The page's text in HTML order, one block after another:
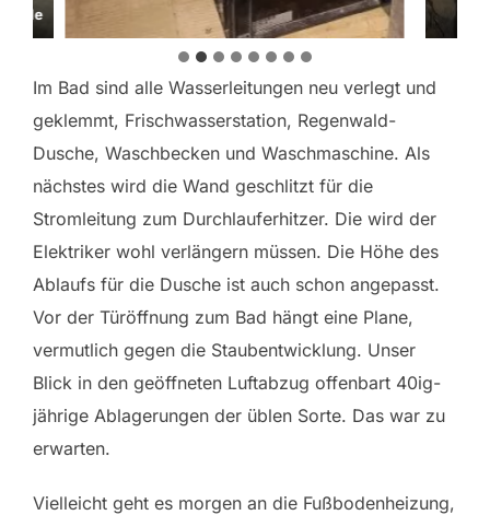
Stelle
c
Im Bad sind alle Wasserleitungen neu verlegt und
geklemmt, Frischwasserstation, Regenwald-
Dusche, Waschbecken und Waschmaschine. Als
nächstes wird die Wand geschlitzt für die
Stromleitung zum Durchlauferhitzer. Die wird der
Elektriker wohl verlängern müssen. Die Höhe des
Ablaufs für die Dusche ist auch schon angepasst.
Vor der Türöffnung zum Bad hängt eine Plane,
vermutlich gegen die Staubentwicklung. Unser
Blick in den geöffneten Luftabzug offenbart 40ig-
jährige Ablagerungen der üblen Sorte. Das war zu
erwarten.
Vielleicht geht es morgen an die Fußbodenheizung,